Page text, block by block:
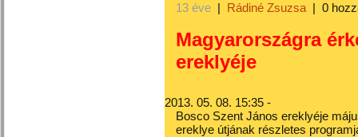
13 éve | Rádiné Zsuzsa | 0
Magyarországra
ereklyéje
2013. 05. 08. 15:35 -
Bosco Szent János ereklyéje
ereklye útjának részletes